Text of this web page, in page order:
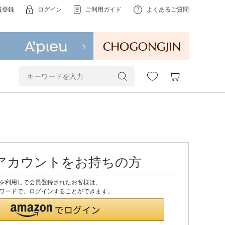
登録 ログイン ご利用ガイド よくあるご質問
カウントをお持ちの方
利用して会員登録されたお客様は、
ードで、ログインすることができます。